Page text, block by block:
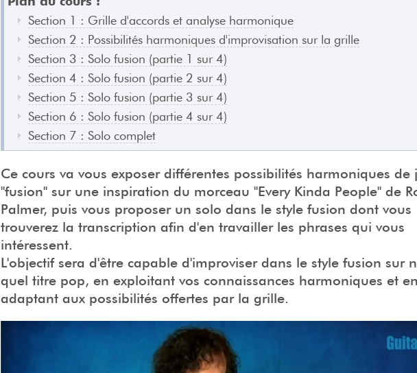
Section 1 : Grille d'accords et analyse harmonique
Section 2 : Possibilités harmoniques d'improvisation sur la grille
Section 3 : Solo fusion (partie 1 sur 4)
Section 4 : Solo fusion (partie 2 sur 4)
Section 5 : Solo fusion (partie 3 sur 4)
Section 6 : Solo fusion (partie 4 sur 4)
Section 7 : Solo complet
Ce cours va vous exposer différentes possibilités harmoniques de
"fusion" sur une inspiration du morceau "Every Kinda People" de
Palmer, puis vous proposer un solo dans le style fusion dont vous
trouverez la transcription afin d'en travailler les phrases qui vous
intéressent.
L'objectif sera d'être capable d'improviser dans le style fusion sur
quel titre pop, en exploitant vos connaissances harmoniques et
adaptant aux possibilités offertes par la grille.